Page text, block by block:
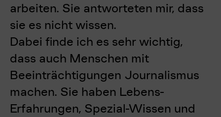
arbeiten. Sie antworteten mir, dass
sie es nicht wissen.
Dabei finde ich es sehr wichtig,
dass auch Menschen mit
Beeinträchtigungen Journalismus
machen. Sie haben Lebens-
Erfahrungen, Spezial-Wissen und